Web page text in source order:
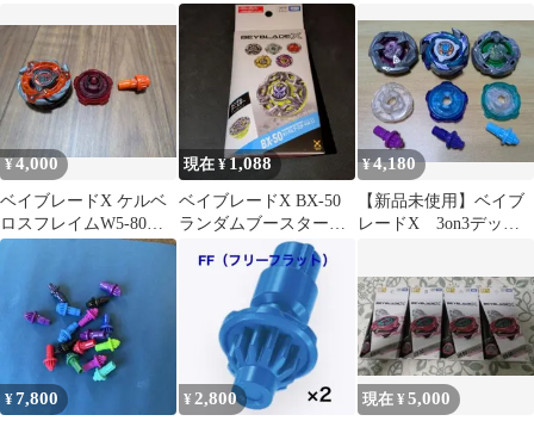
デッキセット 収録品
BEYBLADE X ベイブ
レードX タカラトミー l
TAKARA TOMY
¥4,000
ベイブレードX ケルベ
ロスフレイムW5-80WB
未使用品
現在 ¥1,088
ベイブレードX BX-50
ランダムブースター
Vol.11 ケルベロスリー
パー
¥4,180
【新品未使用】ベイブ
レードX 3on3デッキ
¥7,800 ¥ 2,800 現在 ¥5,000